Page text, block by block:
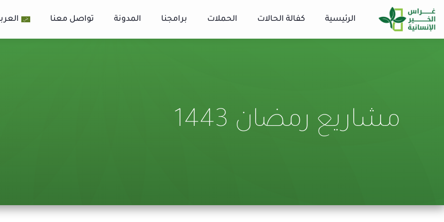
الرئيسية كفالة الحالات الحملات برامجنا المدونة تواصل معنا
مشاريع رمضان 1443